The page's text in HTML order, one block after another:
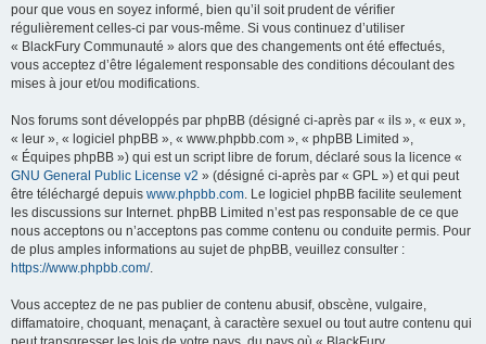
pour que vous en soyez informé, bien qu’il soit prudent de vérifier
régulièrement celles-ci par vous-même. Si vous continuez d’utiliser
« BlackFury Communauté » alors que des changements ont été effectués,
vous acceptez d’être légalement responsable des conditions découlant des
mises à jour et/ou modifications.
Nos forums sont développés par phpBB (désigné ci-après par « ils », « eux »,
« leur », « logiciel phpBB », « www.phpbb.com », « phpBB Limited »,
« Équipes phpBB ») qui est un script libre de forum, déclaré sous la licence «
GNU General Public License v2 » (désigné ci-après par « GPL ») et qui peut
être téléchargé depuis www.phpbb.com. Le logiciel phpBB facilite seulement
les discussions sur Internet. phpBB Limited n’est pas responsable de ce que
nous acceptons ou n’acceptons pas comme contenu ou conduite permis. Pour
de plus amples informations au sujet de phpBB, veuillez consulter :
https://www.phpbb.com/.
Vous acceptez de ne pas publier de contenu abusif, obscène, vulgaire,
diffamatoire, choquant, menaçant, à caractère sexuel ou tout autre contenu qui